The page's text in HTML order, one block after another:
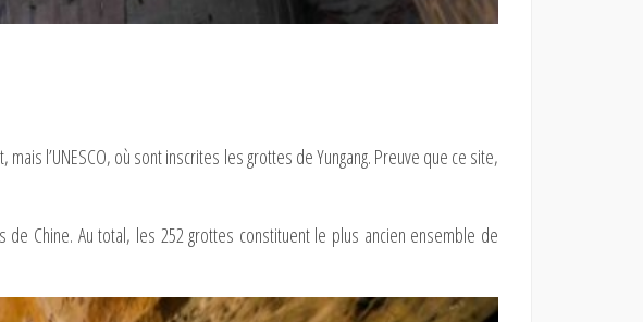
mais l’UNESCO, où sont inscrites les grottes de Yungang. Preuve que ce site,
Chine. Au total, les 252 grottes constituent le plus ancien ensemble de